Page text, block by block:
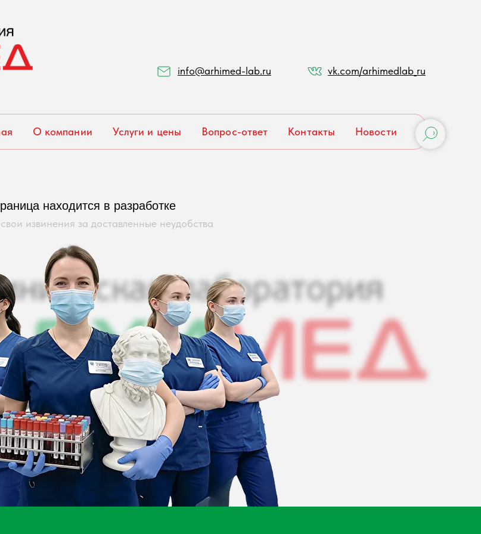
info@arhimed-lab.ru vk.com/arhimedlab_ru
О компании Услуги и цены Вопрос-ответ Контакты Новости
находится в разработке
извинения за доставленные неудобства